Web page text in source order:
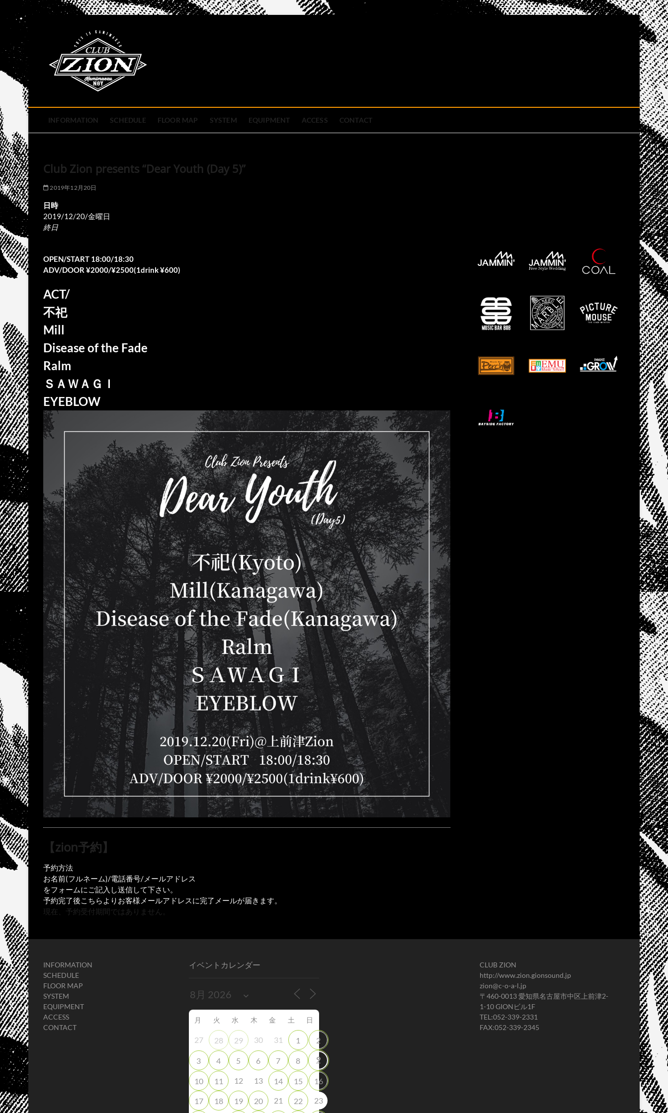
content
INFORMATION SCHEDULE FLOOR MAP SYSTEM EQUIPMENT ACCESS CONTACT
Club Zion presents “Dear Youth (Day 5)”
2019年12月20日
日時
2019/12/20/金曜日
終日
OPEN/START 18:00/18:30
ADV/DOOR ¥2000/¥2500(1drink ¥600)
ACT/
不祀
Mill
Disease of the Fade
Ralm
ＳＡＷＡＧＩ
EYEBLOW
【zion予約】
予約方法
お名前(フルネーム)/電話番号/メールアドレス
をフォームにご記入し送信して下さい。
予約完了後こちらよりお客様メールアドレスに完了メールが届きます。
現在、予約受付期間ではありません。
INFORMATION
SCHEDULE
FLOOR MAP
SYSTEM
EQUIPMENT
ACCESS
CONTACT
イベントカレンダー
月 火 水 木 金 土 日
27 28 29 30 31 1 2
3 4 5 6 7 8 9
10 11 12 13 14 15 16
17 18 19 20 21 22 23
CLUB ZION
http://www.zion.gionsound.jp
zion@c-o-a-l.jp
〒460-0013 愛知県名古屋市中区上前津2-
1-10 GIONビル1F
TEL:052-339-2331
FAX:052-339-2345